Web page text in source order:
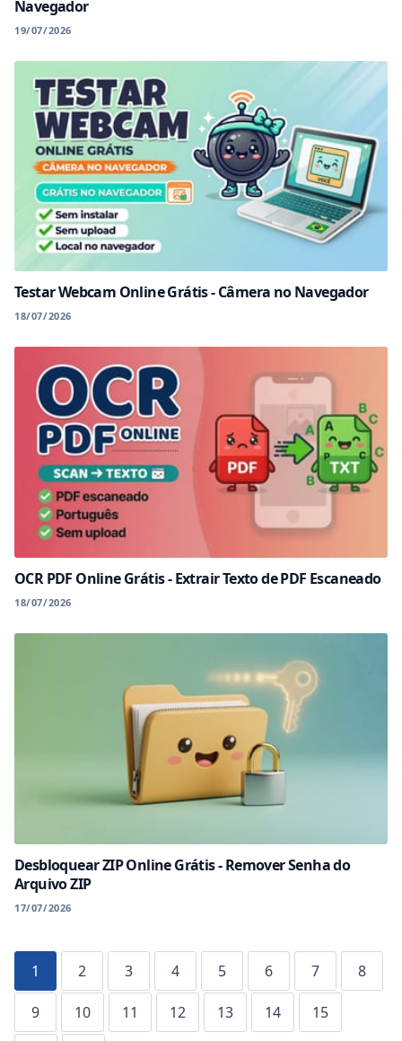
Navegador
19/07/2026
Testar Webcam Online Grátis - Câmera no Navegador
18/07/2026
OCR PDF Online Grátis - Extrair Texto de PDF Escaneado
18/07/2026
Desbloquear ZIP Online Grátis - Remover Senha do
Arquivo ZIP
17/07/2026
1 2 3 4 5 6 7 8
9 10 11 12 13 14 15